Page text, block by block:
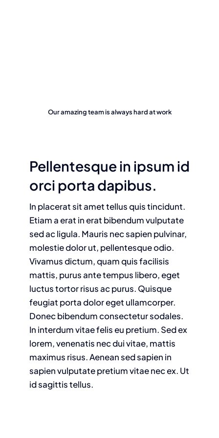
Our amazing team is always hard at work
Pellentesque in ipsum id
orci porta dapibus.
In placerat sit amet tellus quis tincidunt.
Etiam a erat in erat bibendum vulputate
sed ac ligula. Mauris nec sapien pulvinar,
molestie dolor ut, pellentesque odio.
Vivamus dictum, quam quis facilisis
mattis, purus ante tempus libero, eget
luctus tortor risus ac purus. Quisque
feugiat porta dolor eget ullamcorper.
Donec bibendum consectetur sodales.
In interdum vitae felis eu pretium. Sed ex
lorem, venenatis nec dui vitae, mattis
maximus risus. Aenean sed sapien in
sapien vulputate pretium vitae nec ex. Ut
id sagittis tellus.